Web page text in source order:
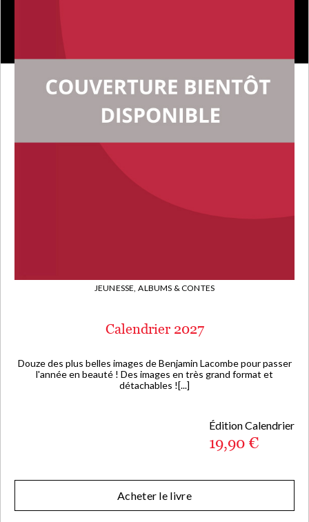
JEUNESSE, ALBUMS & CONTES
Calendrier 2027
Douze des plus belles images de Benjamin Lacombe pour passer
l'année en beauté ! Des images en très grand format et
détachables ![...]
Édition Calendrier
19,90 €
Acheter le livre